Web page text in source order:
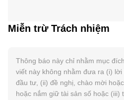
Miễn trừ Trách nhiệm
Thông báo này chỉ nhằm mục
viết này không nhằm đưa ra (i)
đầu tư, (ii) đề nghị, chào mời
hoặc nắm giữ tài sản số hoặc (iii)